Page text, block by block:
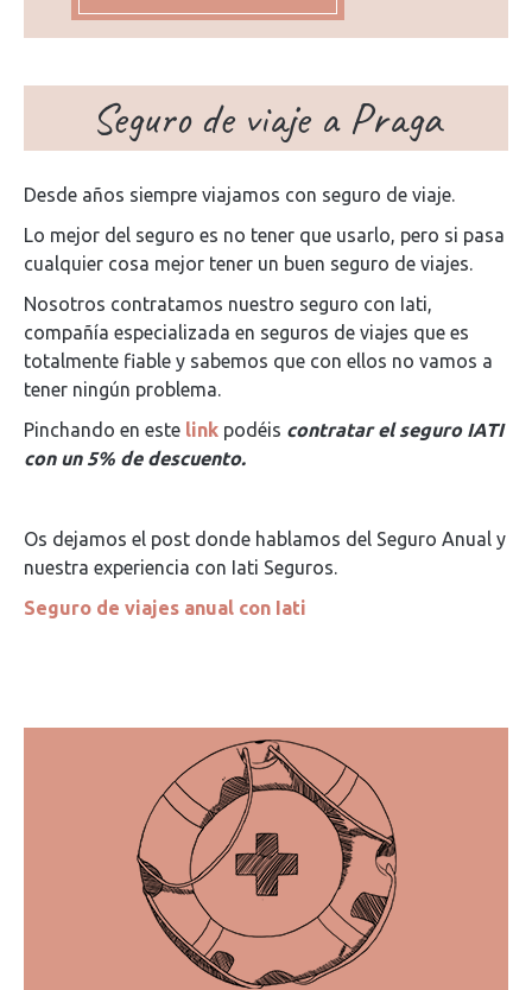
Seguro de viaje a Praga
Desde años siempre viajamos con seguro de viaje.
Lo mejor del seguro es no tener que usarlo, pero si pasa
cualquier cosa mejor tener un buen seguro de viajes.
Nosotros contratamos nuestro seguro con Iati,
compañía especializada en seguros de viajes que es
totalmente fiable y sabemos que con ellos no vamos a
tener ningún problema.
Pinchando en este link podéis contratar el seguro IATI
con un 5% de descuento.
Os dejamos el post donde hablamos del Seguro Anual y
nuestra experiencia con Iati Seguros.
Seguro de viajes anual con Iati